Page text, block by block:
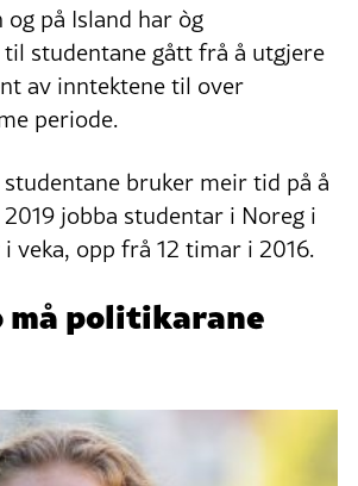
og på Island har òg
studentane gått frå å utgjere
av inntektene til over
periode.
bruker meir tid på å
jobba studentar i Noreg i
veka, opp frå 12 timar i 2016.
må politikarane